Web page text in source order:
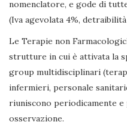
nomenclatore, e gode di
(Iva agevolata 4%, detraibilità
Le Terapie non
strutture in cui è attivata la
group multidisciplinari
infermieri, personale
riuniscono periodicamente
osservazione.